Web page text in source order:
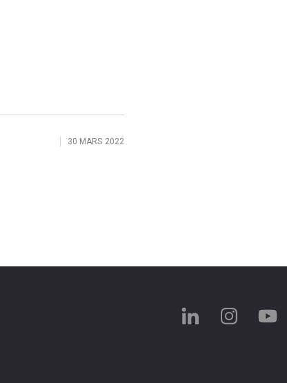
30 MARS 2022